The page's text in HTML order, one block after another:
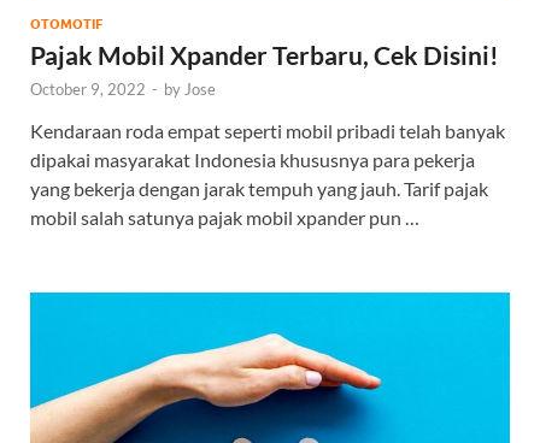
OTOMOTIF
Pajak Mobil Xpander Terbaru, Cek Disini!
October 9, 2022 - byJose
Kendaraan roda empat seperti mobil pribadi telah banyak
dipakai masyarakat Indonesia khususnya para pekerja
yang bekerja dengan jarak tempuh yang jauh. Tarif pajak
mobil salah satunya pajak mobil xpander pun …